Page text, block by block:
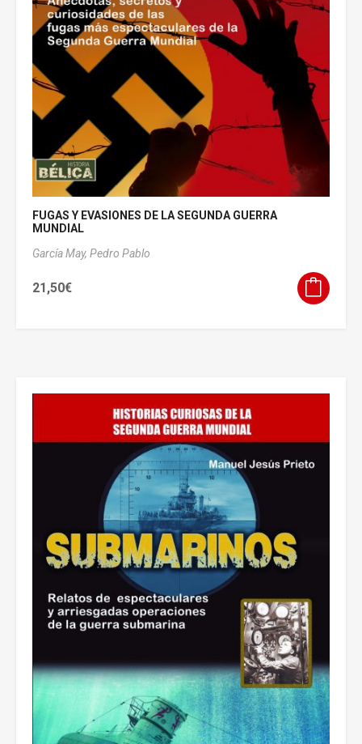
FUGAS Y EVASIONES DE LA SEGUNDA GUERRA
MUNDIAL
García May, Pedro Pablo
21,50€